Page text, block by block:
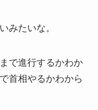
みたいな。
で進行するかわか
首相やるかわから